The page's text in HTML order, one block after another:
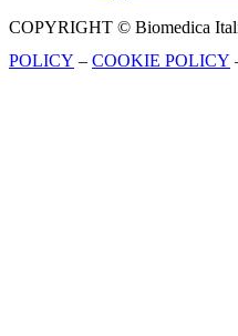
COPYRIGHT © Biomedica
POLICY – COOKIE POLICY